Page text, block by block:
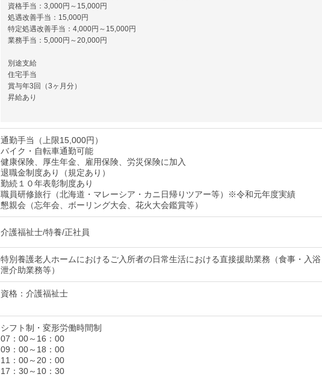
資格手当：3,000円～15,000円
処遇改善手当：15,000円
特定処遇改善手当：4,000円～15,000円
業務手当：5,000円～20,000円
別途支給
住宅手当
賞与年3回（3ヶ月分）
昇給あり
通勤手当（上限15,000円）
バイク・自転車通勤可能
健康保険、厚生年金、雇用保険、労災保険に加入
退職金制度あり（規定あり）
勤続１０年表彰制度あり
職員研修旅行（北海道・マレーシア・カニ日帰りツアー等）※令和元年度実績
懇親会（忘年会、ボーリング大会、花火大会鑑賞等）
介護福祉士/特養/正社員
特別養護老人ホームにおけるご入所者の日常生活における直接援助業務（食事・入
泄介助業務等）
資格：介護福祉士
シフト制・変形労働時間制
07：00～16：00
09：00～18：00
11：00～20：00
17：30～10：30